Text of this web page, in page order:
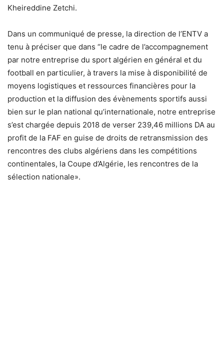
Kheireddine Zetchi.
Dans un communiqué de presse, la direction de l’ENTV a
tenu à préciser que dans ‘’le cadre de l’accompagnement
par notre entreprise du sport algérien en général et du
football en particulier, à travers la mise à disponibilité de
moyens logistiques et ressources financières pour la
production et la diffusion des évènements sportifs aussi
bien sur le plan national qu’internationale, notre entreprise
s’est chargée depuis 2018 de verser 239,46 millions DA au
profit de la FAF en guise de droits de retransmission des
rencontres des clubs algériens dans les compétitions
continentales, la Coupe d’Algérie, les rencontres de la
sélection nationale».